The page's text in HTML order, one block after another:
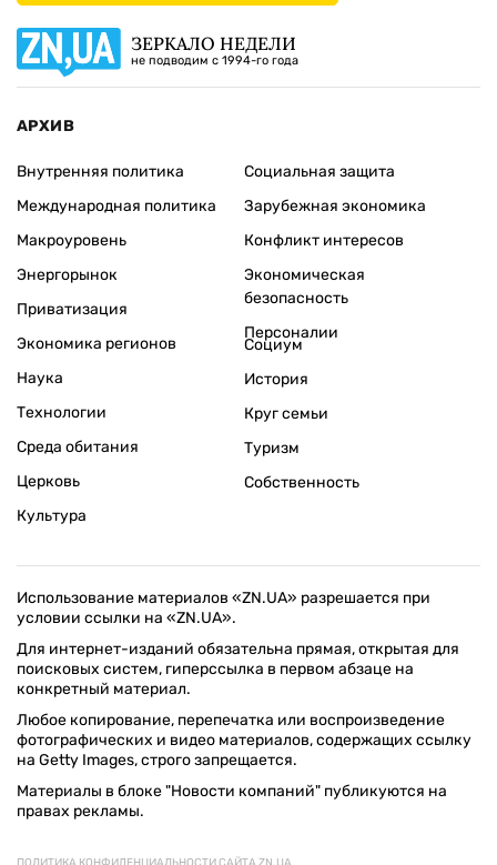
ЗЕРКАЛО НЕДЕЛИ
не подводим с 1994-го года
АРХИВ
Внутренняя политика
Международная политика
Макроуровень
Энергорынок
Приватизация
Экономика регионов
Социальная защита
Зарубежная экономика
Конфликт интересов
Экономическая
безопасность
Персоналии
Наука
Технологии
Среда обитания
Церковь
Культура
Социум
История
Круг семьи
Туризм
Собственность
Использование материалов «ZN.UA» разрешается при
условии ссылки на «ZN.UA».
Для интернет-изданий обязательна прямая, открытая для
поисковых систем, гиперссылка в первом абзаце на
конкретный материал.
Любое копирование, перепечатка или воспроизведение
фотографических и видео материалов, содержащих ссылку
на Getty Images, строго запрещается.
Материалы в блоке "Новости компаний" публикуются на
правах рекламы.